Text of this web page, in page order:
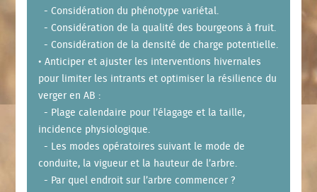
- Considération du phénotype variétal.
- Considération de la qualité des bourgeons à fruit.
- Considération de la densité de charge potentielle.
• Anticiper et ajuster les interventions hivernales
pour limiter les intrants et optimiser la résilience du
verger en AB :
- Plage calendaire pour l’élagage et la taille,
incidence physiologique.
- Les modes opératoires suivant le mode de
conduite, la vigueur et la hauteur de l’arbre.
- Par quel endroit sur l’arbre commencer ?